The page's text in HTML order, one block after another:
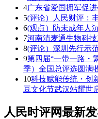
4广东省爱国拥军促
5(评论）人民财评：
6(观点）防未成年人
7河南清麦通生物科
8(评论）深圳先行示
9第四届“一带一路・
季）全国总评选圆满
10科技赋能传统・创
豆文化节武汉站耀世
人民时评网最新